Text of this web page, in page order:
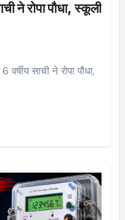
ने रोपा पौधा, स्कूली